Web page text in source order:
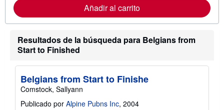
c
i
n
Añadir al carrito
Resultados de la búsqueda para Belgians from
Start to Finished
Belgians from Start to Finishe
Comstock, Sallyann
Publicado por Alpine Pubns Inc, 2004